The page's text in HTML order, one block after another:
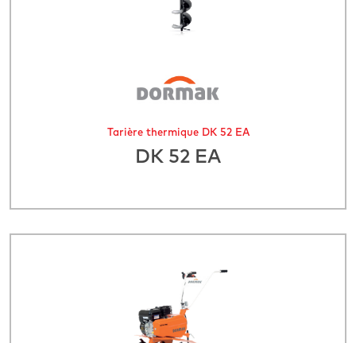
Tarière thermique DK 52 EA
DK 52 EA